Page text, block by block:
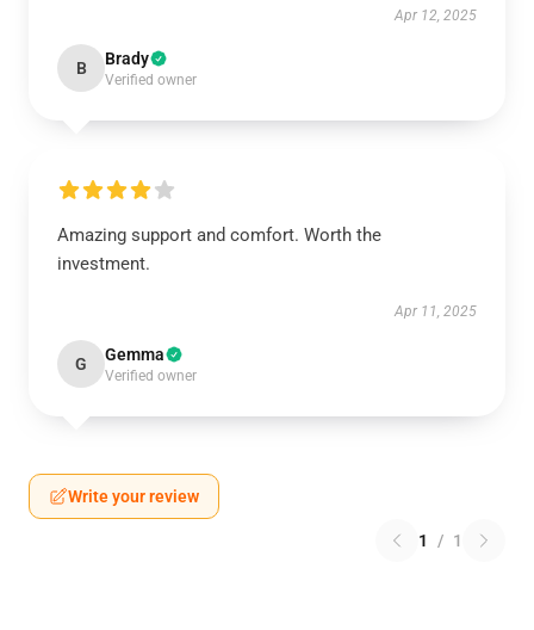
Apr 12, 2025
B Brady
Verified owner
Amazing support and comfort. Worth the
investment.
Apr 11, 2025
G Gemma
Verified owner
Write your review
1 / 1